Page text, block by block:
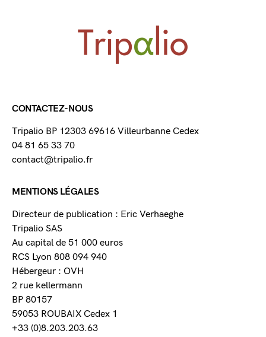
CONTACTEZ-NOUS
Tripalio BP 12303 69616 Villeurbanne Cedex
04 81 65 33 70
contact@tripalio.fr
MENTIONS LÉGALES
Directeur de publication : Eric Verhaeghe
Tripalio SAS
Au capital de 51 000 euros
RCS Lyon 808 094 940
Hébergeur : OVH
2 rue kellermann
BP 80157
59053 ROUBAIX Cedex 1
+33 (0)8.203.203.63